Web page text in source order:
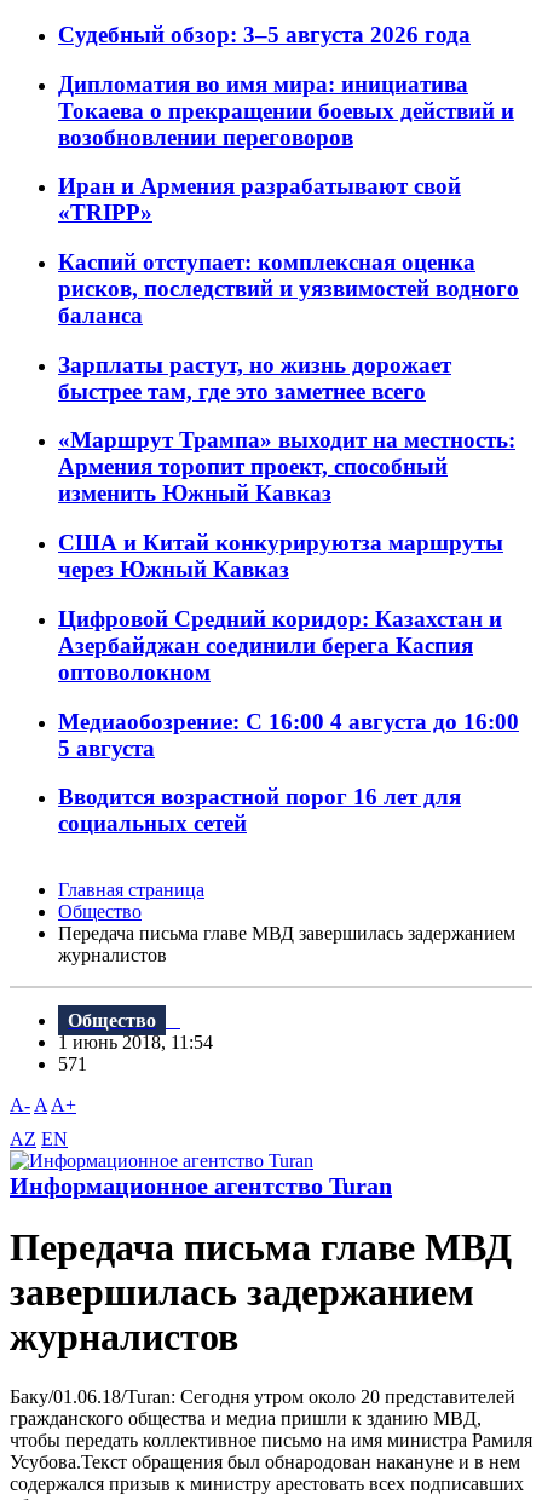
Судебный обзор: 3–5 августа 2026 года
Дипломатия во имя мира: инициатива
Токаева о прекращении боевых действий и
возобновлении переговоров
Иран и Армения разрабатывают свой
«TRIPP»
Каспий отступает: комплексная оценка
рисков, последствий и уязвимостей водного
баланса
Зарплаты растут, но жизнь дорожает
быстрее там, где это заметнее всего
«Маршрут Трампа» выходит на местность:
Армения торопит проект, способный
изменить Южный Кавказ
США и Китай конкурируютза маршруты
через Южный Кавказ
Цифровой Средний коридор: Казахстан и
Азербайджан соединили берега Каспия
оптоволокном
Медиаобозрение: С 16:00 4 августа до 16:00
5 августа
Вводится возрастной порог 16 лет для
социальных сетей
Главная страница
Общество
Передача письма главе МВД завершилась задержанием
журналистов
Общество
1 июнь 2018, 11:54
571
A- A A+
AZ EN
Информационное агентство Turan
Передача письма главе МВД
завершилась задержанием
журналистов
Баку/01.06.18/Turan: Сегодня утром около 20 представителей
гражданского общества и медиа пришли к зданию МBД,
чтобы передать коллективное письмо на имя министра Рамиля
Усубова.Текст обращения был обнародован накануне и в нем
содержался призыв к министру арестовать всех подписавших